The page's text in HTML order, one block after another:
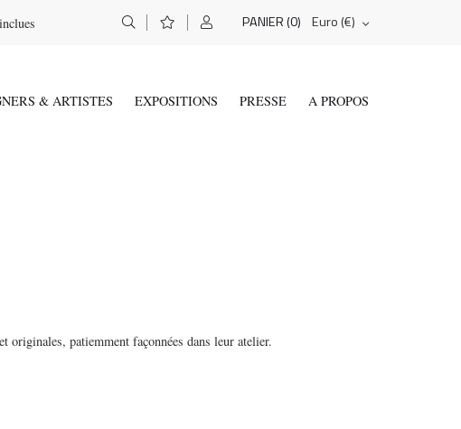
PANIER(0) Euro (€)
& ARTISTES EXPOSITIONS PRESSE A PROPOS
originales, patiemment façonnées dans leur atelier.